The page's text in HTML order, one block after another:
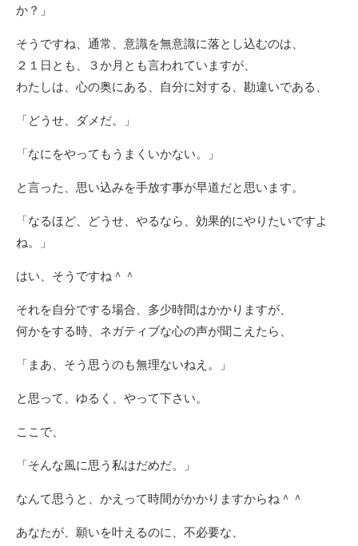
か？」
そうですね、通常、意識を無意識に落とし込むのは、
２１日とも、３か月とも言われていますが、
わたしは、心の奥にある、自分に対する、勘違いである、
「どうせ、ダメだ。」
「なにをやってもうまくいかない。」
と言った、思い込みを手放す事が早道だと思います。
「なるほど、どうせ、やるなら、効果的にやりたいですよ
ね。」
はい、そうですね＾＾
それを自分でする場合、多少時間はかかりますが、
何かをする時、ネガティブな心の声が聞こえたら、
「まあ、そう思うのも無理ないねえ。」
と思って、ゆるく、やって下さい。
ここで、
「そんな風に思う私はだめだ。」
なんて思うと、かえって時間がかかりますからね＾＾
あなたが、願いを叶えるのに、不必要な、